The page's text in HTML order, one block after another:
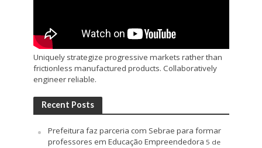
Uniquely strategize progressive markets rather than
frictionless manufactured products. Collaboratively
engineer reliable.
Recent Posts
Prefeitura faz parceria com Sebrae para formar
professores em Educação Empreendedora 5 de